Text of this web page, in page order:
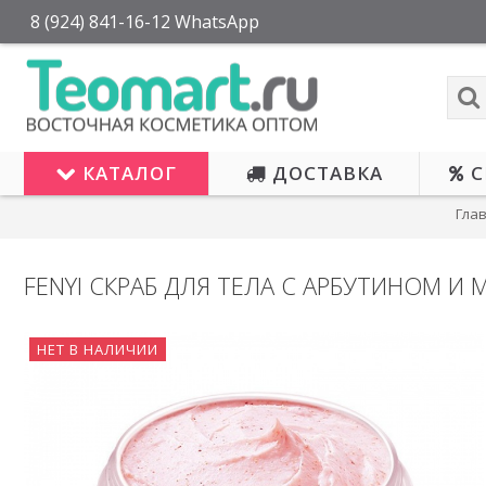
8 (924) 841-16-12 WhatsApp
КАТАЛОГ ДОСТАВКА
FENYI СКРАБ ДЛЯ ТЕЛА С АРБУТИНОМ
НЕТ В НАЛИЧИИ